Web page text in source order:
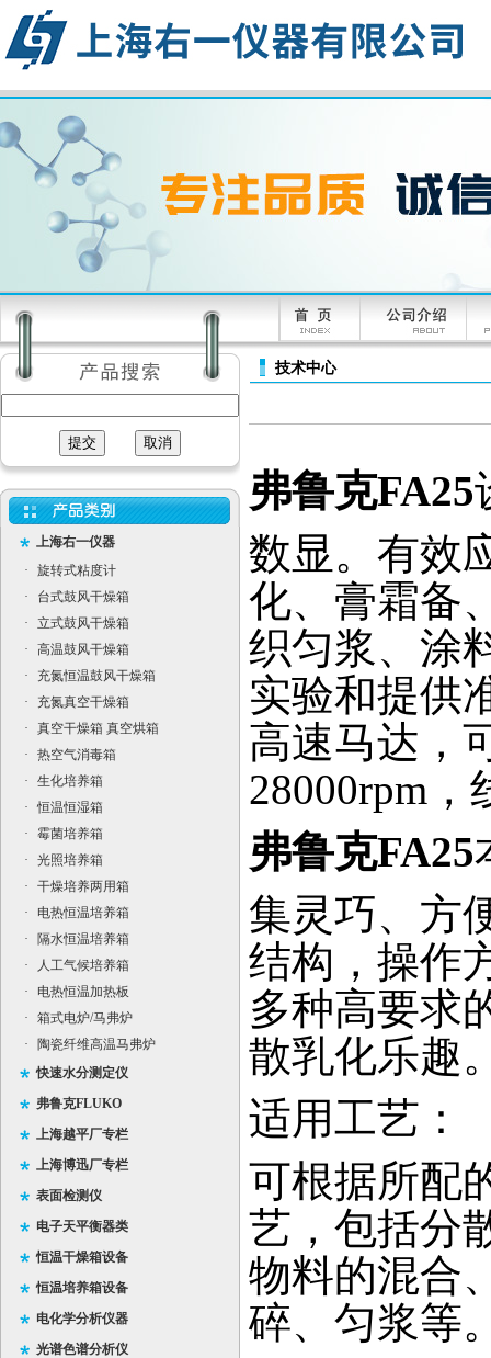
上海右一仪器
·
旋转式粘度计
·
台式鼓风干燥箱
·
立式鼓风干燥箱
·
高温鼓风干燥箱
·
充氮恒温鼓风干燥箱
·
充氮真空干燥箱
·
真空干燥箱 真空烘箱
·
热空气消毒箱
·
生化培养箱
·
恒温恒湿箱
·
霉菌培养箱
·
光照培养箱
·
干燥培养两用箱
·
电热恒温培养箱
·
隔水恒温培养箱
·
人工气候培养箱
·
电热恒温加热板
·
箱式电炉/马弗炉
·
陶瓷纤维高温马弗炉
快速水分测定仪
弗鲁克FLUKO
上海越平厂专栏
上海博迅厂专栏
表面检测仪
电子天平衡器类
恒温干燥箱设备
恒温培养箱设备
电化学分析仪器
光谱色谱分析仪
技术中心
弗鲁克FA25
数显。有效
化、膏霜备
织匀浆、涂
实验和提供
高速马达，
28000rpm，
弗鲁克FA25
集灵巧、方
结构，操作
多种高要求
散乳化乐趣
适用工艺：
可根据所配
艺，包括分
物料的混合
碎、匀浆等